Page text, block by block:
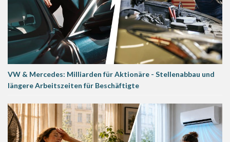
VW & Mercedes: Milliarden für Aktionäre - Stellenabbau und
längere Arbeitszeiten für Beschäftigte